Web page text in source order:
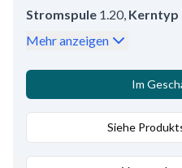
Stromspule 1.20, Kerntyp
Höhe/Ring 29.50
Nicht
Kabeldurchmesser0.65,
Mehr anzeigen
Im
Siehe